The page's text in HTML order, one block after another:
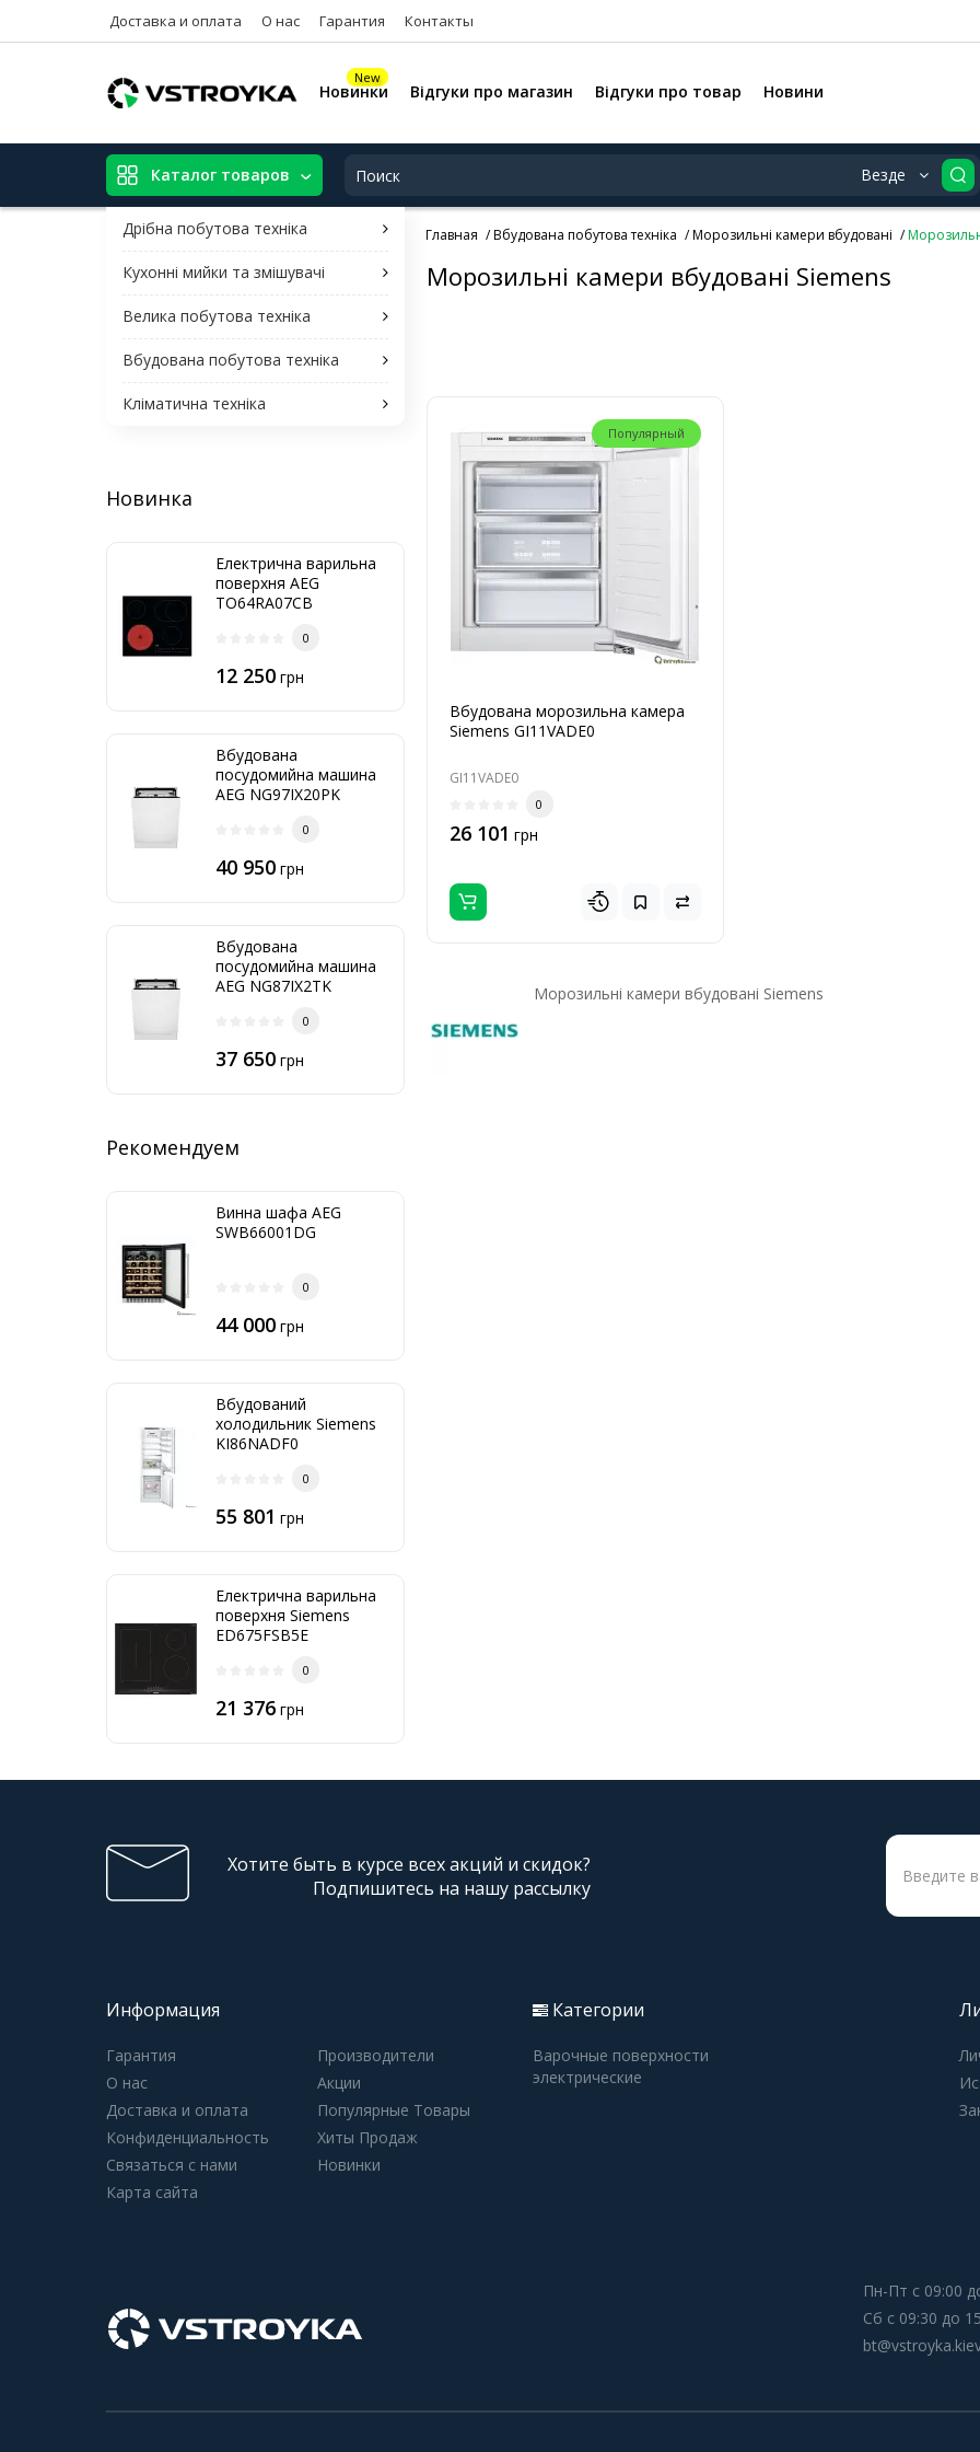
Доставка и оплата О нас Гарантия Контакты
New
Новинки Відгуки про магазин Відгуки про товар Новини
Каталог товаров
Дрібна побутова техніка
Кухонні мийки та змішувачі
Велика побутова техніка
Вбудована побутова техніка
Кліматична техніка
Везде
Главная Вбудована побутова техніка Морозильні камери вбудовані
Новинка
Електрична варильна
поверхня AEG
TO64RA07CB
0
12 250 грн
Вбудована
посудомийна машина
AEG NG97IX20PK
0
40 950 грн
Вбудована
посудомийна машина
AEG NG87IX2TK
0
37 650 грн
Рекомендуем
Винна шафа AEG
SWB66001DG
0
44 000 грн
Вбудований
холодильник Siemens
KI86NADF0
0
55 801 грн
Електрична варильна
поверхня Siemens
ED675FSB5E
0
21 376 грн
Морозильні камери вбудовані Siemens
Популярный
Вбудована морозильна камера
Siemens GI11VADE0
GI11VADE0
0
26 101 грн
Морозильні камери вбудовані Siemens
Хотите быть в курсе всех акций и скидок?
Подпишитесь на нашу рассылку
Информация
Гарантия
О нас
Доставка и оплата
Конфиденциальность
Связаться с нами
Карта сайта
Производители
Акции
Популярные Товары
Хиты Продаж
Новинки
Категории
Варочные поверхности
электрические
Пн-Пт с 09:00
Сб с 09:30 до